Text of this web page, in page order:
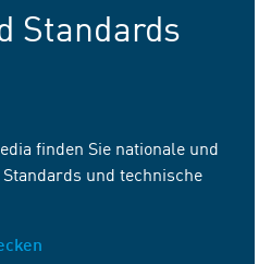
Standards
finden Sie nationale und
und technische